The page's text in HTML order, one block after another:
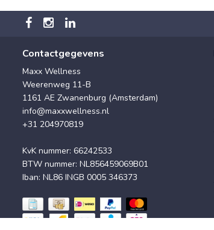
Contactgegevens
Maxx Wellness
Weerenweg 11-B
1161 AE Zwanenburg (Amsterdam)
info@maxxwellness.nl
+31 204970819
KvK nummer: 66242533
BTW nummer: NL856459069B01
Iban: NL86 INGB 0005 346373